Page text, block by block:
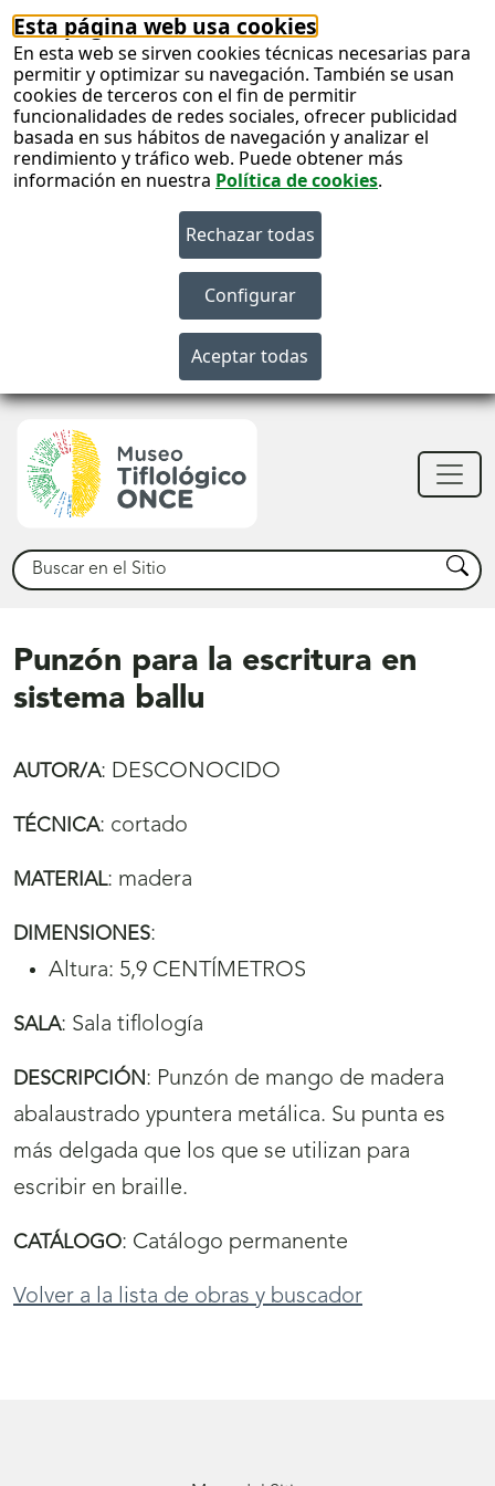
Esta página web usa cookies
En esta web se sirven cookies técnicas necesarias para
permitir y optimizar su navegación. También se usan
cookies de terceros con el fin de permitir
funcionalidades de redes sociales, ofrecer publicidad
basada en sus hábitos de navegación y analizar el
rendimiento y tráfico web. Puede obtener más
información en nuestra Política de cookies.
Buscar Buscar
Punzón para la escritura en
sistema ballu
AUTOR/A: DESCONOCIDO
TÉCNICA: cortado
MATERIAL: madera
DIMENSIONES:
Altura: 5,9 CENTÍMETROS
SALA: Sala tiflología
DESCRIPCIÓN: Punzón de mango de madera
abalaustrado ypuntera metálica. Su punta es
más delgada que los que se utilizan para
escribir en braille.
CATÁLOGO: Catálogo permanente
Volver a la lista de obras y buscador